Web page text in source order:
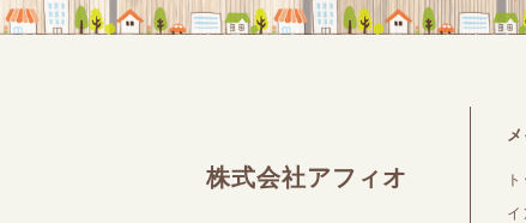
株式会社アフィオ
イ